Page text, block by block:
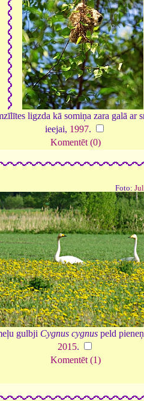
ligzda kā somiņa zara galā ar
ieejai, 1997.
Komentēt (0)
Foto:
gulbji Cygnus cygnus peld
2015.
Komentēt (1)